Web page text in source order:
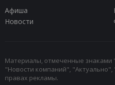
Афиша
Новости
Материалы, отмеченные знаками
"Новости компаний",
правах рекламы.